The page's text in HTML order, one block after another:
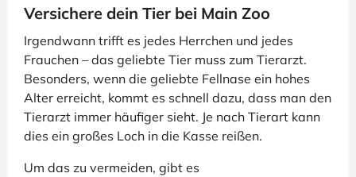
Versichere dein Tier bei Main Zoo
Irgendwann trifft es jedes Herrchen und jedes
Frauchen – das geliebte Tier muss zum Tierarzt.
Besonders, wenn die geliebte Fellnase ein hohes
Alter erreicht, kommt es schnell dazu, dass man den
Tierarzt immer häufiger sieht. Je nach Tierart kann
dies ein großes Loch in die Kasse reißen.
Um das zu vermeiden, gibt es